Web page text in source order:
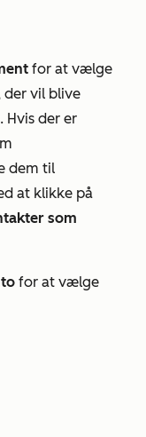
for at vælge
der vil blive
Hvis der er
dem til
at klikke på
som
for at vælge